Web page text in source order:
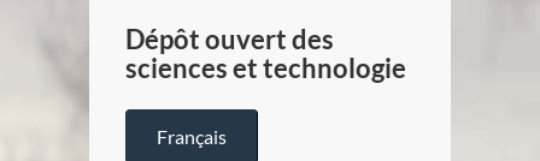
Dépôt ouvert des
sciences et technologie
Français